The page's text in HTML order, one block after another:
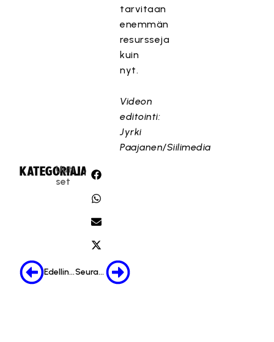
tarvitaan
enemmän
resursseja
kuin
nyt.
Videon
editointi:
Jyrki
Paajanen/Siilimedia
KATEGORIA:
Uuti
set
JAA:
Edellinen Seuraava